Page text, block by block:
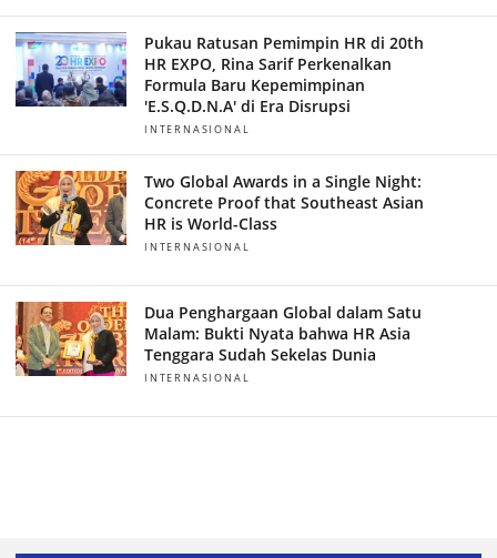
Pukau Ratusan Pemimpin HR di 20th
HR EXPO, Rina Sarif Perkenalkan
Formula Baru Kepemimpinan
'E.S.Q.D.N.A' di Era Disrupsi
INTERNASIONAL
Two Global Awards in a Single Night:
Concrete Proof that Southeast Asian
HR is World-Class
INTERNASIONAL
Dua Penghargaan Global dalam Satu
Malam: Bukti Nyata bahwa HR Asia
Tenggara Sudah Sekelas Dunia
INTERNASIONAL